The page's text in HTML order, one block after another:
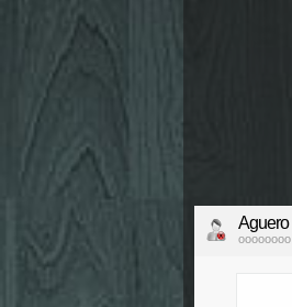
Aguero
oooooooo